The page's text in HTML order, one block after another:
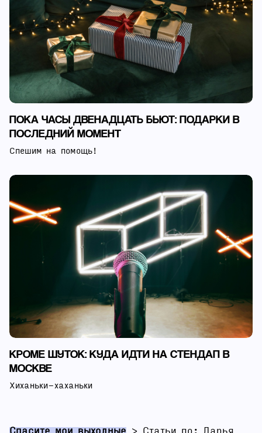
ПОКА ЧАСЫ ДВЕНАДЦАТЬ БЬЮТ: ПОДАРКИ В
ПОСЛЕДНИЙ МОМЕНТ
Спешим на помощь!
КРОМЕ ШУТОК: КУДА ИДТИ НА СТЕНДАП В
МОСКВЕ
Хиханьки-хаханьки